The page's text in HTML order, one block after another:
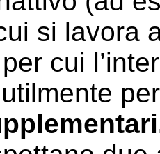
si lavora
cui